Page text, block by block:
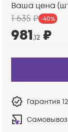
Ваша цена
1 635 ₽ -40%
981,12 ₽
Гарантия